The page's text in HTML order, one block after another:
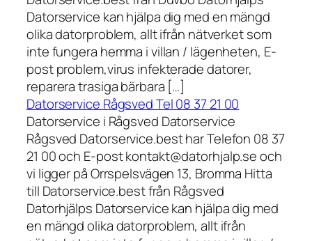
Datorservice kan hjälpa dig med en mängd
olika datorproblem, allt ifrån nätverket som
inte fungera hemma i villan / lägenheten, E-
post problem,virus infekterade datorer,
reparera trasiga bärbara […]
Datorservice Rågsved Tel 08 37 21 00
Datorservice i Rågsved Datorservice
Rågsved Datorservice.best har Telefon 08 37
21 00 och E-post kontakt@datorhjalp.se och
vi ligger på Orrspelsvägen 13, Bromma Hitta
till Datorservice.best från Rågsved
Datorhjälps Datorservice kan hjälpa dig med
en mängd olika datorproblem, allt ifrån